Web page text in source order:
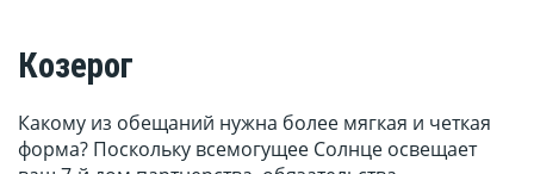
Козерог
Какому из обещаний нужна более мягкая и четкая
форма? Поскольку всемогущее Солнце освещает